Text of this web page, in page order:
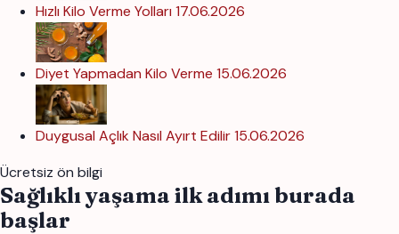
Hızlı Kilo Verme Yolları 17.06.2026
Diyet Yapmadan Kilo Verme 15.06.2026
Duygusal Açlık Nasıl Ayırt Edilir15.06.2026
Ücretsiz ön bilgi
Sağlıklı yaşama ilk adımı burada
başlar